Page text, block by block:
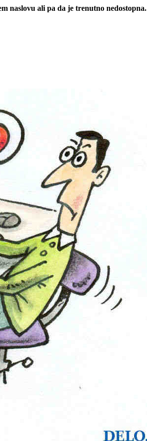
naslovu ali pa da je trenutno nedostopna.